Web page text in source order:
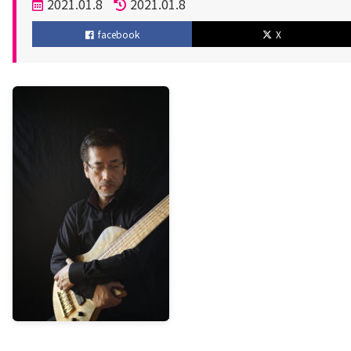
投
稿
日
2021.01.8
更
新
2021.01.8
facebook X